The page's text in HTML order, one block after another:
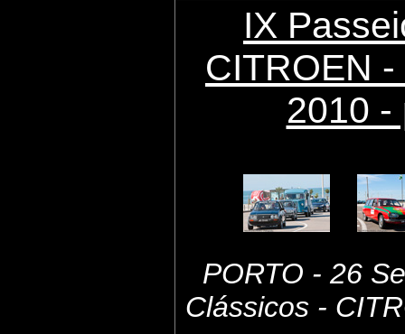
IX
CITROEN
2010 -
PORTO - 26
Clássicos -